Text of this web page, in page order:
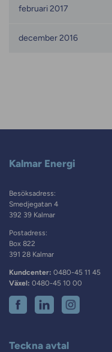
februari 2017
december 2016
Kalmar Energi
Besöksadress:
Smedjegatan 4
392 39 Kalmar
Postadress:
Box 822
391 28 Kalmar
Kundcenter: 0480-45 11 45
Växel: 0480-45 10 00
Teckna avtal